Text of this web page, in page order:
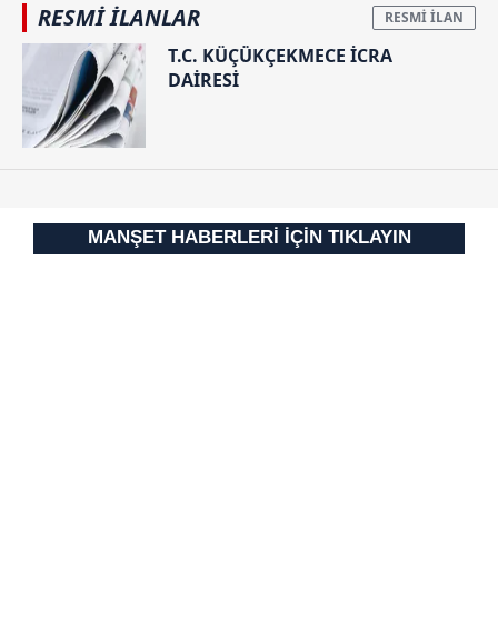
RESMİ İLANLAR
T.C. KÜÇÜKÇEKMECE İCRA
DAİRESİ
MANŞET HABERLERİ İÇİN TIKLAYIN